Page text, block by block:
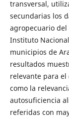
transversal,
secundarias los
agropecuario del
Instituto
municipios de
resultados
relevante para
como la
autosuficiencia
referidas con